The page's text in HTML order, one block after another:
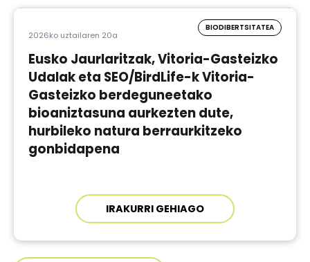
2026ko uztailaren 20a
BIODIBERTSITATEA
Eusko Jaurlaritzak, Vitoria-Gasteizko
Udalak eta SEO/BirdLife-k Vitoria-
Gasteizko berdeguneetako
bioaniztasuna aurkezten dute,
hurbileko natura berraurkitzeko
gonbidapena
IRAKURRI GEHIAGO